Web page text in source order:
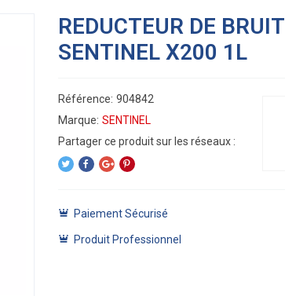
REDUCTEUR DE BRUIT
SENTINEL X200 1L
Référence: 904842
Marque: SENTINEL
Paiement Sécurisé
Produit Professionnel